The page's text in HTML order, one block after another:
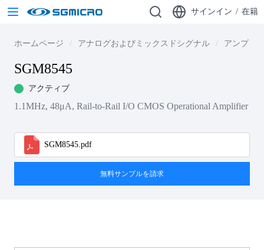
サインイン / 在籍
ホームページ アナログおよびミックスドシグナル アンプ
SGM8545
アクティブ
1.1MHz, 48μA, Rail-to-Rail I/O CMOS Operational Amplifier
SGM8545.pdf
無料サンプルを請求